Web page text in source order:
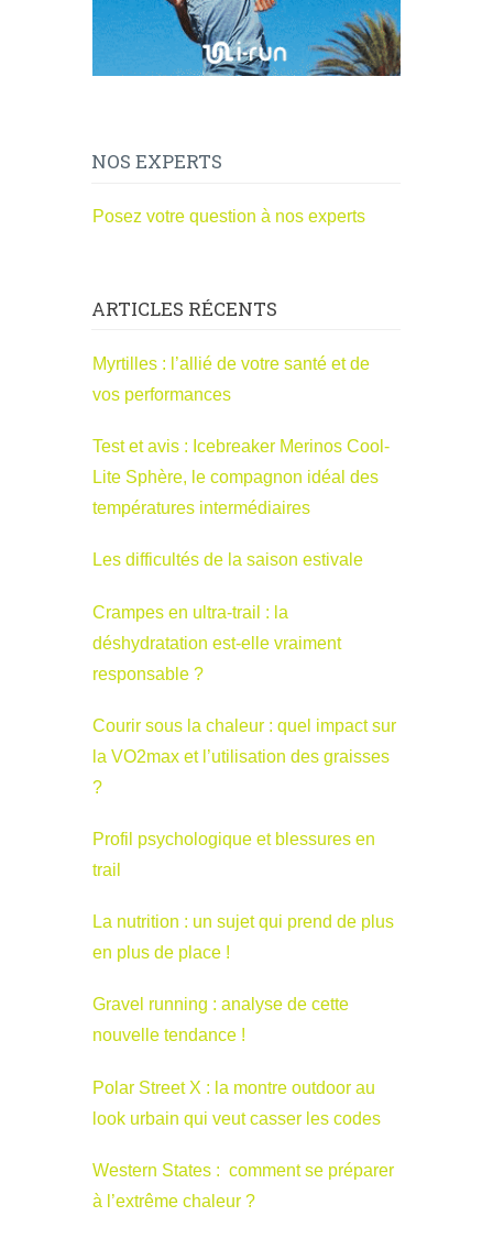
NOS EXPERTS
Posez votre question à nos experts
ARTICLES RÉCENTS
Myrtilles : l’allié de votre santé et de
vos performances
Test et avis : Icebreaker Merinos Cool-
Lite Sphère, le compagnon idéal des
températures intermédiaires
Les difficultés de la saison estivale
Crampes en ultra-trail : la
déshydratation est-elle vraiment
responsable ?
Courir sous la chaleur : quel impact sur
la VO2max et l’utilisation des graisses
?
Profil psychologique et blessures en
trail
La nutrition : un sujet qui prend de plus
en plus de place !
Gravel running : analyse de cette
nouvelle tendance !
Polar Street X : la montre outdoor au
look urbain qui veut casser les codes
Western States : comment se préparer
à l’extrême chaleur ?